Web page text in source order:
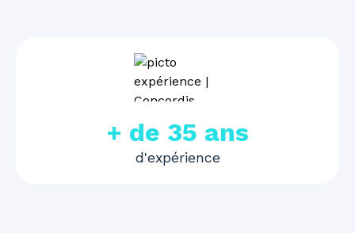
+ de 35 ans
d'expérience